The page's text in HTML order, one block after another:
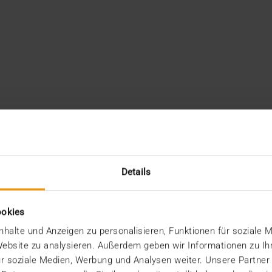
Details
und Anzeigen zu personalisieren, Funktionen für soziale
zu analysieren. Außerdem geben wir Informationen zu
soziale Medien, Werbung und Analysen weiter. Unsere